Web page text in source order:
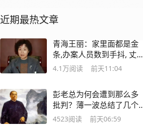
近期最热文章
青海王丽：家里面都是金
条,办案人员数到手抖, 丈夫
受不了提前离开
4.1万阅读 前天11:04
彭老总为何会遭到那么多
批判？薄一波总结了几个
问题
4523阅读 前天06:59